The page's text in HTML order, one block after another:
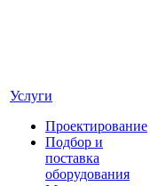
Услуги
Проектирование
Подбор и
поставка
оборудования